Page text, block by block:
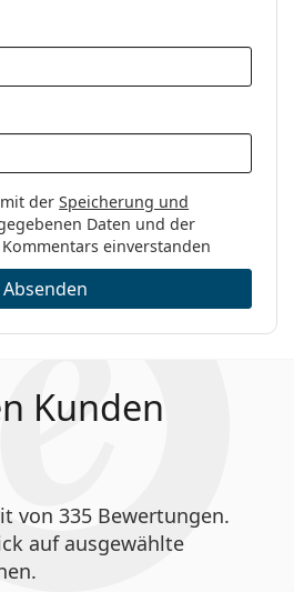
derSpeicherung und
Daten und der
einverstanden
Absenden
Kunden
von 335 Bewertungen.
auf ausgewählte